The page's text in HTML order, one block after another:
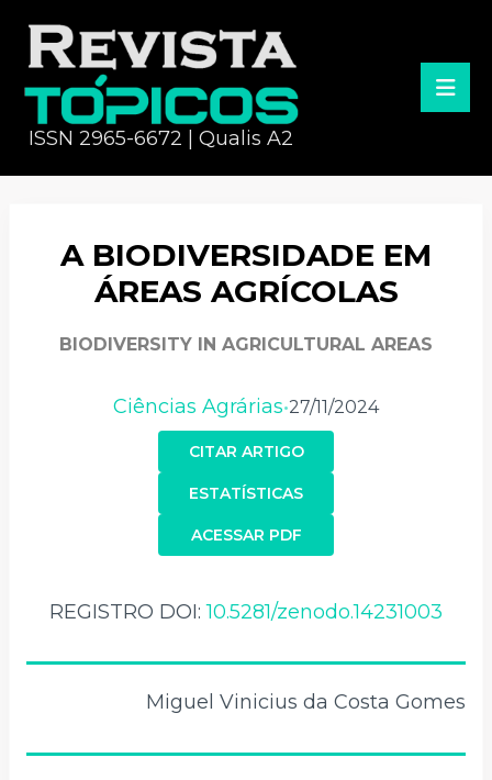
ISSN 2965-6672 | Qualis A2
A BIODIVERSIDADE EM
ÁREAS AGRÍCOLAS
BIODIVERSITY IN AGRICULTURAL AREAS
Ciências Agrárias•27/11/2024
CITAR ARTIGO
ACESSAR PDF
ESTATÍSTICAS
REGISTRO DOI:10.5281/zenodo.14231003
Miguel Vinicius da Costa Gomes